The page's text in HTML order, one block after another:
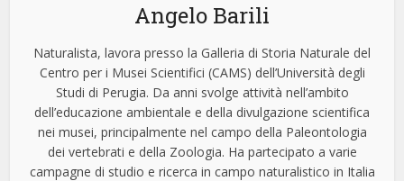
Angelo Barili
Naturalista, lavora presso la Galleria di Storia Naturale del
Centro per i Musei Scientifici (CAMS) dell’Università degli
Studi di Perugia. Da anni svolge attività nell’ambito
dell’educazione ambientale e della divulgazione scientifica
nei musei, principalmente nel campo della Paleontologia
dei vertebrati e della Zoologia. Ha partecipato a varie
campagne di studio e ricerca in campo naturalistico in Italia